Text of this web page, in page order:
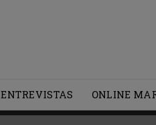
ENTREVISTAS ONLINE